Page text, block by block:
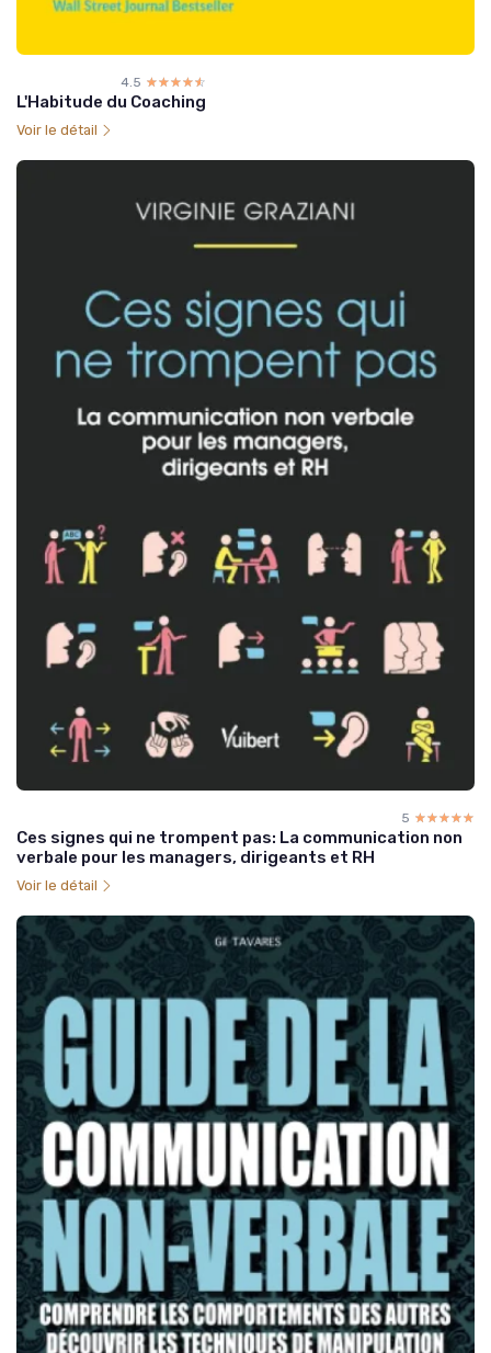
4.5 ☆☆☆☆☆
★★★★★
L'Habitude du Coaching
Voir le détail
5 ☆☆☆☆☆
★★★★★
Ces signes qui ne trompent pas: La communication non
verbale pour les managers, dirigeants et RH
Voir le détail